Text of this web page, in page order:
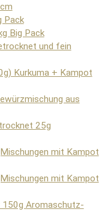
Pack
Big Pack
und fein
Kurkuma + Kampot
aus
25g
mit Kampot
mit Kampot
Aromaschutz-